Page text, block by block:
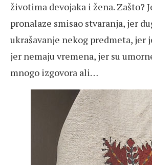
životima devojaka i žena. Zašto?
pronalaze smisao stvaranja, jer
ukrašavanje nekog predmeta, jer
jer nemaju vremena, jer su
mnogo izgovora ali…